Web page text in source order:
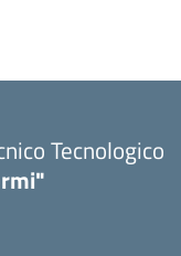
Tecnologico